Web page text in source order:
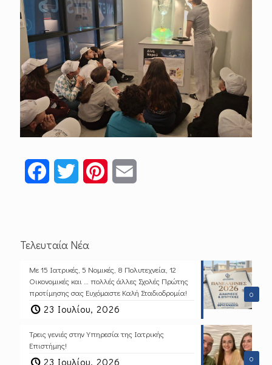
FacebookTwitter Pinterest
Τελευταία Νέα
0
Με 15 Ιατρικές, 5 Νομικές, 8 Πολυτεχνεία, 12
Οικονομικές και … πολλές άλλες Σχολές Πρώτης
προτίμησης σας Ευχόμαστε Καλή Σταδιοδρομία!
23 Ιουλίου, 2026
0
Τρεις γενιές στην Υπηρεσία της Ιατρικής
Επιστήμης!
23 Ιουλίου, 2026